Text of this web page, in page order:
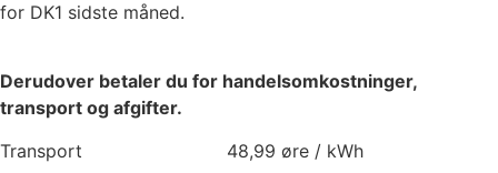
for DK1 sidste måned.
Derudover betaler du for handelsomkostninger,
transport og afgifter.
Transport 48,99 øre / kWh